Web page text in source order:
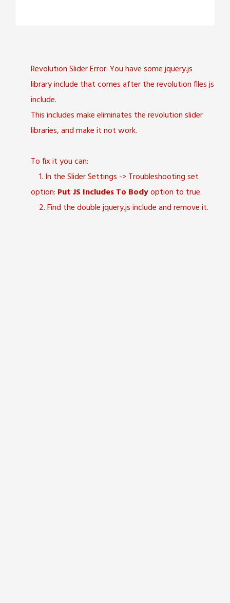
Revolution Slider Error: You have some jquery.js
library include that comes after the revolution files js
include.
This includes make eliminates the revolution slider
libraries, and make it not work.
To fix it you can:
1. In the Slider Settings -> Troubleshooting set
option: Put JS Includes To Bodyoption to true.
2. Find the double jquery.js include and remove it.